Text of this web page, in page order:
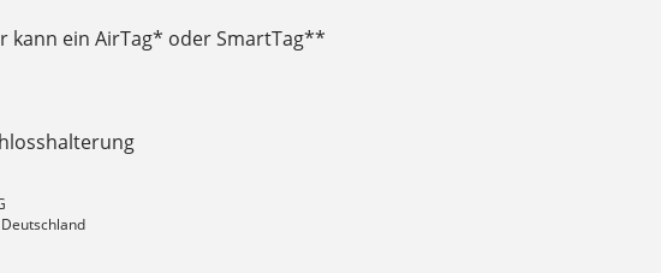
kann ein AirTag* oder SmartTag**